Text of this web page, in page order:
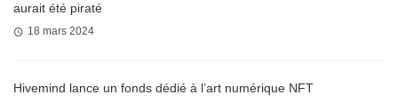
aurait été piraté
18 mars 2024
Hivemind lance un fonds dédié à l’art numérique NFT